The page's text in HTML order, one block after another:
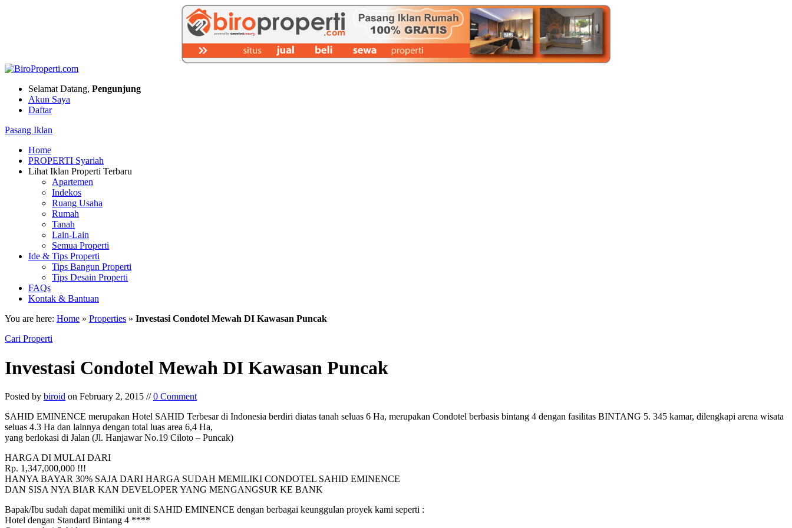
Selamat Datang, Pengunjung
Akun Saya
Daftar
Pasang Iklan
Home
PROPERTI Syariah
Lihat Iklan Properti Terbaru
Apartemen
Indekos
Ruang Usaha
Rumah
Tanah
Lain-Lain
Semua Properti
Ide & Tips Properti
Tips Bangun Properti
Tips Desain Properti
FAQs
Kontak & Bantuan
You are here: Home » Properties » Investasi Condotel Mewah DI Kawasan Puncak
Cari Properti
Investasi Condotel Mewah DI Kawasan Puncak
Posted by biroid on February 2, 2015 //0 Comment
SAHID EMINENCE merupakan Hotel SAHID Terbesar di Indonesia berdiri diatas tanah seluas 6 Ha, merupakan Condotel berbasis bintang 4 dengan fasilitas BINTANG 5. 345 kamar, dilengkapi arena wisata
seluas 4.3 Ha dan lainnya dengan total luas area 6,4 Ha,
yang berlokasi di Jalan (Jl. Hanjawar No.19 Ciloto – Puncak)
HARGA DI MULAI DARI
Rp. 1,347,000,000 !!!
HANYA BAYAR 30% SAJA DARI HARGA SUDAH MEMILIKI CONDOTEL SAHID EMINENCE
DAN SISA NYA BIAR KAN DEVELOPER YANG MENGANGSUR KE BANK
Bapak/Ibu sudah dapat memiliki unit di SAHID EMINENCE dengan berbagai keunggulan proyek kami seperti :
Hotel dengan Standard Bintang 4 ****